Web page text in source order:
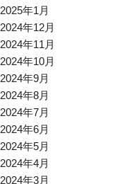
2025年1月
2024年12月
2024年11月
2024年10月
2024年9月
2024年8月
2024年7月
2024年6月
2024年5月
2024年4月
2024年3月